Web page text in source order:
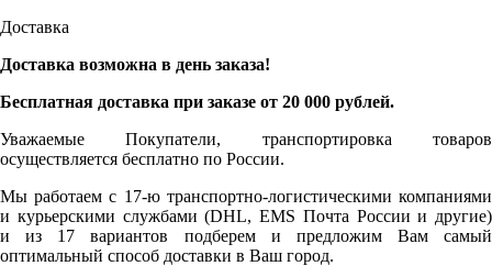
Доставка
Доставка возможна в день заказа!
Бесплатная доставка при заказе от 20 000 рублей.
Уважаемые Покупатели, транспортировка товаров
осуществляется бесплатно по России.
Мы работаем с 17-ю транспортно-логистическими компаниями
и курьерскими службами (DHL, EMS Почта России и другие)
и из 17 вариантов подберем и предложим Вам самый
оптимальный способ доставки в Ваш город.